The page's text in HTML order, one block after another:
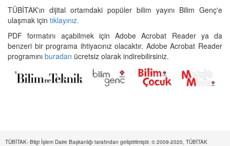
TÜBİTAK'ın dijital ortamdaki popüler bilim yayını Bilim Genç'e
ulaşmak için tıklayınız.
PDF formatını açabilmek için Adobe Acrobat Reader ya da
benzeri bir programa ihtiyacınız olacaktır. Adobe Acrobat Reader
programını buradan ücretsiz olarak indirebilirsiniz.
TÜBİTAK- Bilgi İşlem Daire Başkanlığı tarafından geliştirilmiştir. © 2009-2020, TÜBİTAK